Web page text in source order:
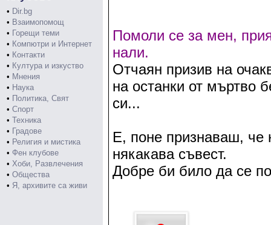
• Dir.bg
• Взаимопомощ
• Горещи теми
• Компютри и Интернет
• Контакти
• Култура и изкуство
• Мнения
• Наука
• Политика, Свят
• Спорт
• Техника
• Градове
• Религия и мистика
• Фен клубове
• Хоби, Развлечения
• Общества
• Я, архивите са живи
Помоли се за мен,
нали.
Отчаян призив на
на останки от мъртво
си...
Е, поне признаваш, че
някакава съвест.
Добре би било да се